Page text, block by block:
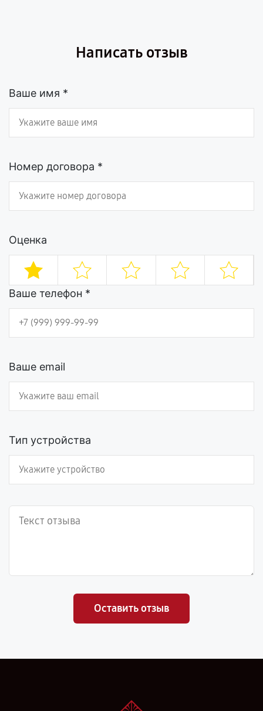
Написать отзыв
Ваше имя *
Номер договора *
Оценка
Ваше телефон *
Ваше email
Тип устройства
Оставить отзыв